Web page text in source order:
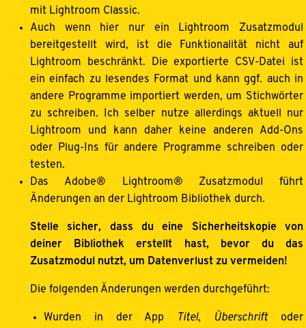
mit Lightroom Classic.
Auch wenn hier nur ein Lightroom Zusatzmodul
bereitgestellt wird, ist die Funktionalität nicht auf
Lightroom beschränkt. Die exportierte CSV-Datei ist
ein einfach zu lesendes Format und kann ggf. auch in
andere Programme importiert werden, um Stichwörter
zu schreiben. Ich selber nutze allerdings aktuell nur
Lightroom und kann daher keine anderen Add-Ons
oder Plug-Ins für andere Programme schreiben oder
testen.
Das Adobe® Lightroom® Zusatzmodul führt
Änderungen an der Lightroom Bibliothek durch.
Stelle sicher, dass du eine Sicherheitskopie von
deiner Bibliothek erstellt hast, bevor du das
Zusatzmodul nutzt, um Datenverlust zu vermeiden!
Die folgenden Änderungen werden durchgeführt:
Wurden in der App Titel, Überschriftoder